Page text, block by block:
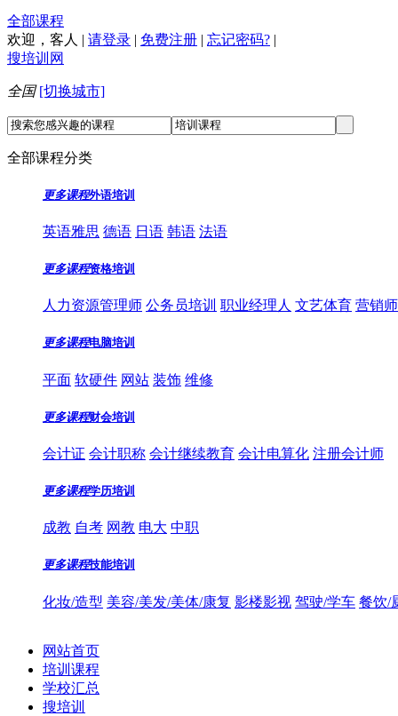
全部课程
欢迎， 客人 | 请登录 | 免费注册 | 忘记密码? |
搜培训网
全国 [切换城市]
全部课程分类
更多课程外语培训
英语雅思 德语 日语 韩语 法语
更多课程资格培训
人力资源管理师 公务员培训 职业经理人 文艺体育 营销
更多课程电脑培训
平面 软硬件 网站 装饰 维修
更多课程财会培训
会计证 会计职称 会计继续教育 会计电算化 注册会计师
更多课程学历培训
成教 自考 网教 电大 中职
更多课程技能培训
化妆/造型 美容/美发/美体/康复 影楼影视 驾驶/学车 餐饮/
网站首页
培训课程
学校汇总
搜培训